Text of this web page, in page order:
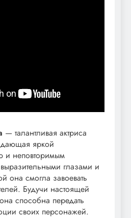
— талантливая актриса
яркой
и неповторимым
глазами и
она смогла завоевать
Будучи настоящей
способна передать
своих персонажей.